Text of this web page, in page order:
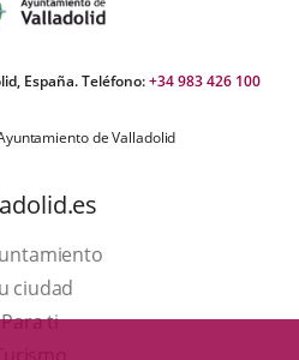
España. Teléfono:+34 983 426 100
de Valladolid
ciudad
Para ti